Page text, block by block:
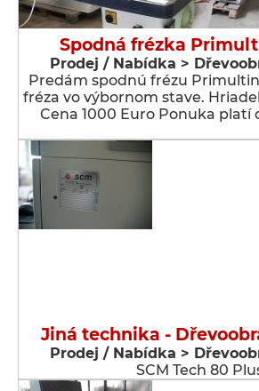
Spodná frézka
Prodej / Nabídka >
Predám spodnú frézu
fréza vo výbornom stave.
Cena 1000 Euro Ponuka platí
Jiná technika -
Prodej / Nabídka >
SCM Tech 80